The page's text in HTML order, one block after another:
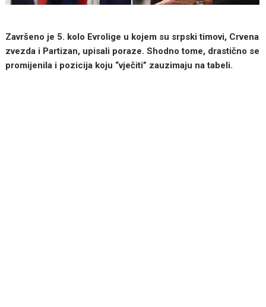
Završeno je 5. kolo Evrolige u kojem su srpski timovi, Crvena
zvezda i Partizan, upisali poraze. Shodno tome, drastično se
promijenila i pozicija koju “vječiti” zauzimaju na tabeli.